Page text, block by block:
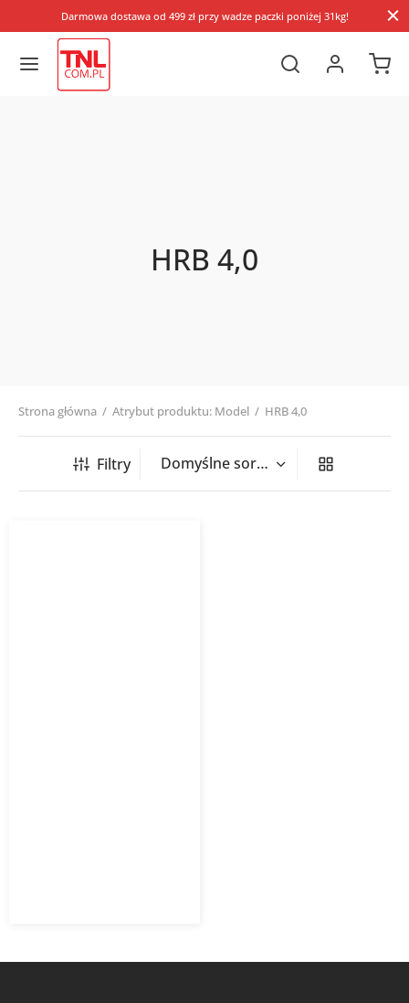
Darmowa dostawa od 499 zł przy wadze paczki poniżej 31kg!
HRB 4,0
Strona główna / Atrybut produktu: Model / HRB 4,0
Filtry